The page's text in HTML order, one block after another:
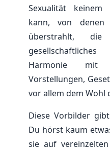
Sexualität keinem
kann, von
überstrahlt,
Harmonie mit
Vorstellungen,
vor allem dem Wohl
Diese Vorbilder
Du hörst kaum
sie auf